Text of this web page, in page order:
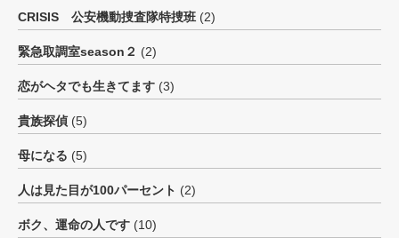
CRISIS 公安機動捜査隊特捜班 (2)
緊急取調室season２ (2)
恋がヘタでも生きてます (3)
貴族探偵 (5)
母になる (5)
人は見た目が100パーセント (2)
ボク、運命の人です (10)